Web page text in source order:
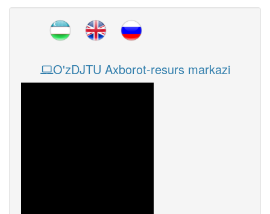
O'zDJTU Axborot-resurs markazi